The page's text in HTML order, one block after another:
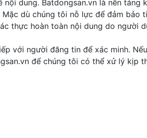
dung. Batdongsan.vn là nền tảng
dù chúng tôi nỗ lực để đảm bảo
thực hoàn toàn nội dung do người
với người đăng tin để xác minh.
để chúng tôi có thể xử lý kịp